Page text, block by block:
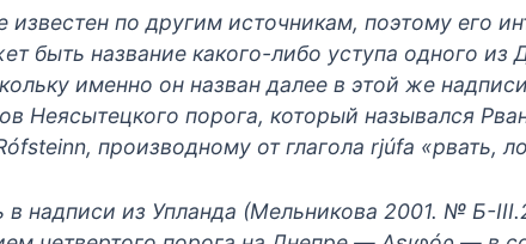
по другим источникам, поэтому его
быть название какого-либо уступа одного из
именно он назван далее в этой же
Неясытецкого порога, который назывался
производному от глагола rjúfa «рвать,
надписи из Упланда (Мельникова 2001. № Б-